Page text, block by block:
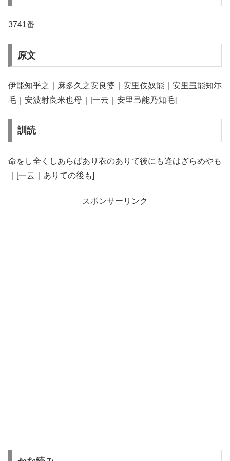
3741番
原文
伊能知乎之｜麻多久之安良婆｜安里伎奴能｜安里弖能知尓
毛｜安波射良米也母｜[一云｜安里弖能乃知毛]
訓読
命をし全くしあらばあり衣のありて後にも逢はざらめやも
｜[一云｜ありての後も]
スポンサーリンク